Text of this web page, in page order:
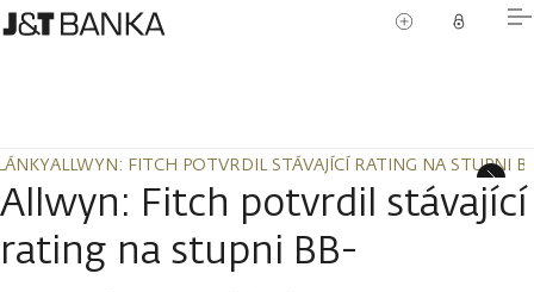
ALLWYN: FITCH POTVRDIL STÁVAJÍCÍ RATING NA STUPNI
ALLWYN: FITCH POTVRDIL STÁVAJÍCÍ RATING NA STUPNI
Allwyn: Fitch potvrdil stávající
rating na stupni BB-